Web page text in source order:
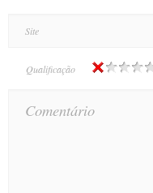
Qualificação